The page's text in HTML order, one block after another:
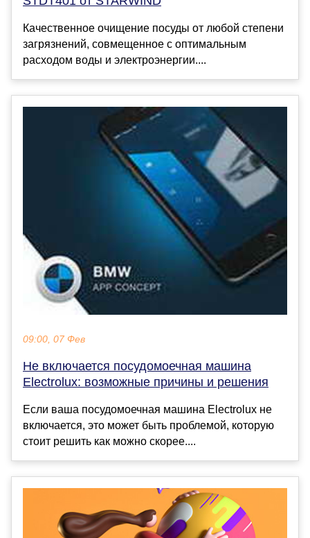
Качественное очищение посуды от любой степени
загрязнений, совмещенное с оптимальным
расходом воды и электроэнергии....
09:00, 07 Фев
Не включается посудомоечная машина
Electrolux: возможные причины и решения
Если ваша посудомоечная машина Electrolux не
включается, это может быть проблемой, которую
стоит решить как можно скорее....